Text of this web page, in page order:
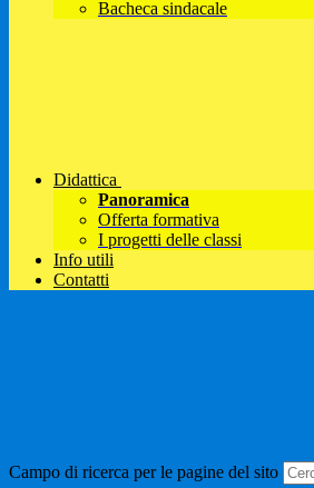
Bacheca sindacale
Didattica
Panoramica
Offerta formativa
I progetti delle classi
Info utili
Contatti
Campo di ricerca per le pagine del sito